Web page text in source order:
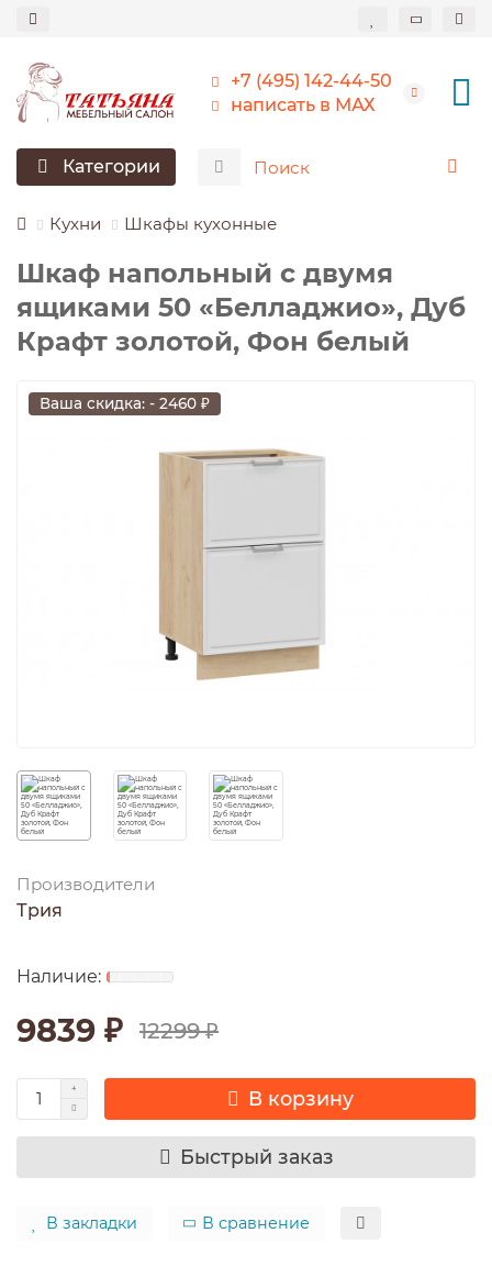
+7 (495) 142-44-50
написать в МАХ
Категории
Кухни Шкафы кухонные
Шкаф напольный с двумя
ящиками 50 «Белладжио», Дуб
Крафт золотой, Фон белый
Ваша скидка: - 2460 ₽
Производители
Трия
9839 ₽ 12299 ₽
В корзину
Быстрый заказ
В закладки В сравнение